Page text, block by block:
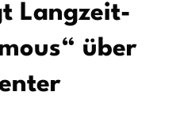
Langzeit-
über